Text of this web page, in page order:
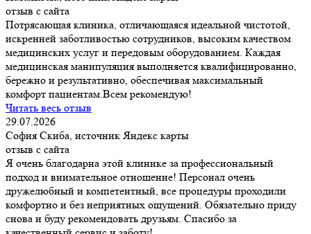
отзыв с сайта
Потрясающая клиника, отличающаяся идеальной чистотой,
искренней заботливостью сотрудников, высоким качеством
медицинских услуг и передовым оборудованием. Каждая
медицинская манипуляция выполняется квалифицированно,
бережно и результативно, обеспечивая максимальный
комфорт пациентам.Всем рекомендую!
Читать весь отзыв
29.07.2026
София Скиба, источник Яндекс карты
отзыв с сайта
Я очень благодарна этой клинике за профессиональный
подход и внимательное отношение! Персонал очень
дружелюбный и компетентный, все процедуры проходили
комфортно и без неприятных ощущений. Обязательно приду
снова и буду рекомендовать друзьям. Спасибо за